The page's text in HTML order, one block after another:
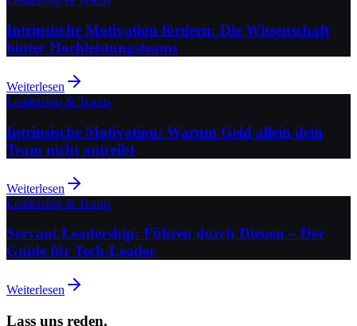
Intrinsische Motivation fördern: Die Wissenschaft
hinter Hochleistungsteams
Weiterlesen
Leadership & Teams
Intrinsische Motivation: Warum Geld allein dein
Team nicht antreibt
Weiterlesen
Leadership & Teams
Servant Leadership: Führen durch Dienen – Der
Guide für Tech-Leader
Weiterlesen
Lass uns reden.